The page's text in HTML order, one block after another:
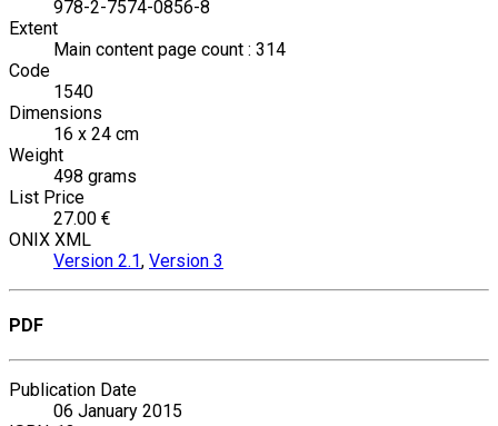
978-2-7574-0856-8
Extent
Main content page count : 314
Code
1540
Dimensions
16 x 24 cm
Weight
498 grams
List Price
27.00 €
ONIX XML
Version 2.1, Version 3
PDF
Publication Date
06 January 2015